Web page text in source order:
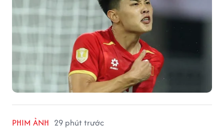
PHIM ẢNH 29 phút trước